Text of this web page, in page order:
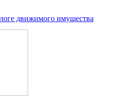
движимого имущества